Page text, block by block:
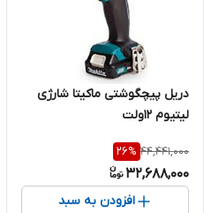
دریل پیچگوشتی ماکیتا شارژی
لیتیوم ۱۲ولت
44,441,000
26%
32,688,000
افزودن به سبد